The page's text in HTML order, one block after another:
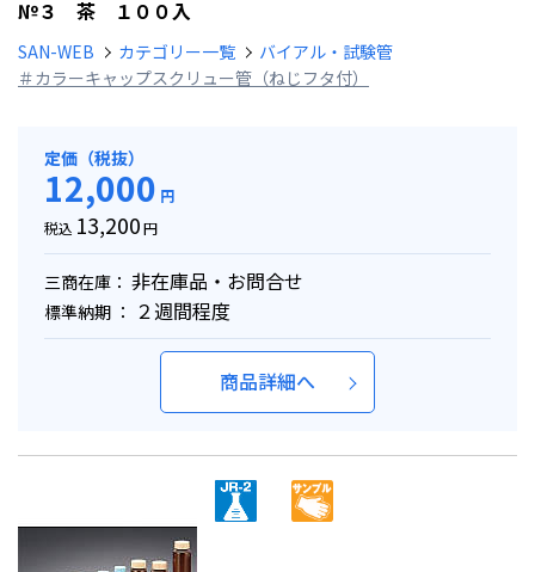
№３ 茶 １００入
SAN-WEB カテゴリー一覧
バイアル・試験管
＃カラーキャップスクリュー管（ねじフタ付）
定価（税抜）
12,000 円
税込 13,200円
三商在庫： 非在庫品・お問合せ
標準納期 ： ２週間程度
商品詳細へ